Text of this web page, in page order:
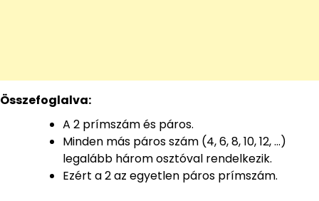
Összefoglalva:
A 2 prímszám és páros.
Minden más páros szám (4, 6, 8, 10, 12, …)
legalább három osztóval rendelkezik.
Ezért a 2 az egyetlen páros prímszám.